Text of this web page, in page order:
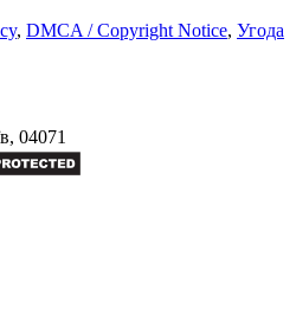
, DMCA / Copyright Notice, Угода
04071